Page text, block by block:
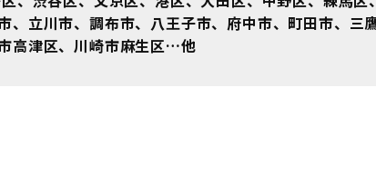
立川市、調布市、八王子市、府中市、町田市、三
高津区、川崎市麻生区…他